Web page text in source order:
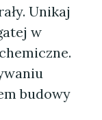
Unikaj
w
budowy